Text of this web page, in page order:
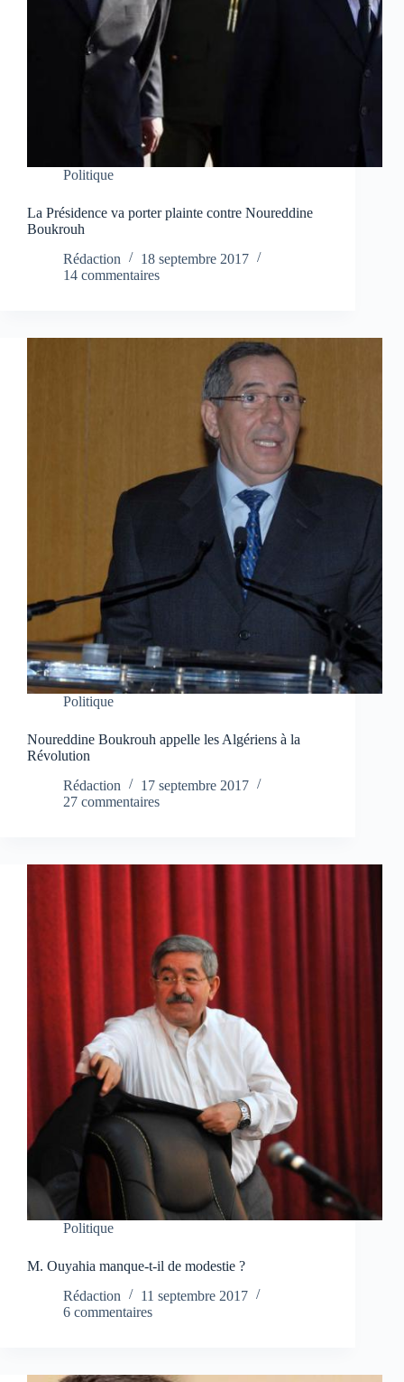
Politique
La Présidence va porter plainte contre Noureddine
Boukrouh
Rédaction
18 septembre 2017
14 commentaires
Politique
Noureddine Boukrouh appelle les Algériens à la
Révolution
Rédaction
17 septembre 2017
27 commentaires
Politique
M. Ouyahia manque-t-il de modestie ?
Rédaction
11 septembre 2017
6 commentaires